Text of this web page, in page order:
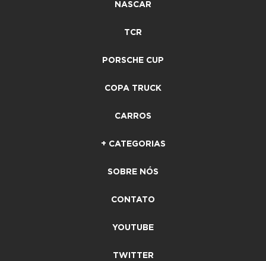
NASCAR
TCR
PORSCHE CUP
COPA TRUCK
CARROS
+ CATEGORIAS
SOBRE NÓS
CONTATO
YOUTUBE
TWITTER